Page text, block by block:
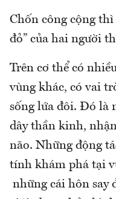
Chốn công cộng
đỏ” của hai người
Trên cơ thể có
vùng khác, có vai
sống lứa đôi. Đó là
dây thần kinh,
não. Những động
tính khám phá tại
những cái hôn say